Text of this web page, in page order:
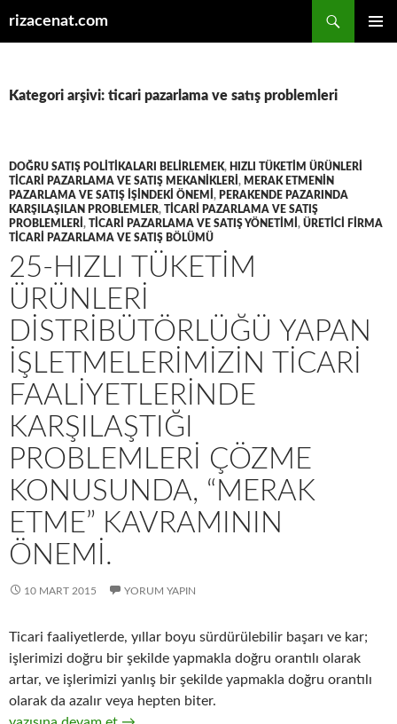
rizacenat.com
Kategori arşivi: ticari pazarlama ve satış problemleri
DOĞRU SATIŞ POLITIKALARI BELIRLEMEK, HIZLI TÜKETIM ÜRÜNLERI
TICARI PAZARLAMA VE SATIŞ MEKANIKLERI , MERAK ETMENIN
PAZARLAMA VE SATIŞ IŞINDEKI ÖNEMI , PERAKENDE PAZARINDA
KARŞILAŞILAN PROBLEMLER, TICARI PAZARLAMA VE SATIŞ
PROBLEMLERI , TICARI PAZARLAMA VE SATIŞ YÖNETIMI , ÜRETICI FIRMA
TICARI PAZARLAMA VE SATIŞ BÖLÜMÜ
25-HIZLI TÜKETIM
ÜRÜNLERI
DISTRIBÜTÖRLÜĞÜ YAPAN
IŞLETMELERIMIZIN TICARI
FAALIYETLERINDE
KARŞILAŞTIĞI
PROBLEMLERI ÇÖZME
KONUSUNDA, “MERAK
ETME” KAVRAMININ
ÖNEMI.
10 MART 2015 YORUM YAPIN
Ticari faaliyetlerde, yıllar boyu sürdürülebilir başarı ve kar;
işlerimizi doğru bir şekilde yapmakla doğru orantılı olarak
artar, ve işlerimizi yanlış bir şekilde yapmakla doğru orantılı
olarak da azalır veya hepten biter.